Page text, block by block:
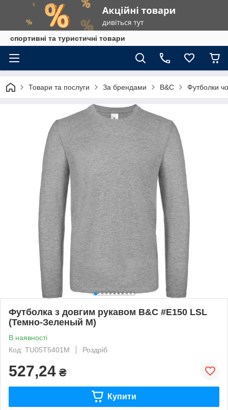
спортивні та туристичні товари
Товари та послуги За брендами B&C Футболки
Футболка з довгим рукавом B&C #E150 LSL
(Темно-Зеленый M)
В наявності
Код: TU05T5401M
Роздріб
527,24 ₴
Купити